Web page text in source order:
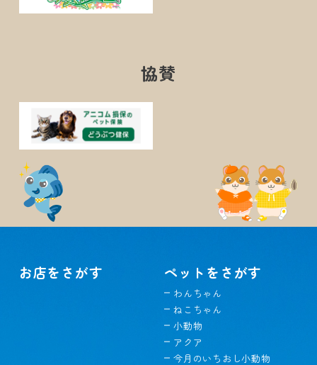
協賛
お店をさがす ペットをさがす
わんちゃん
ねこちゃん
小動物
アクア
今月のいちおし小動物